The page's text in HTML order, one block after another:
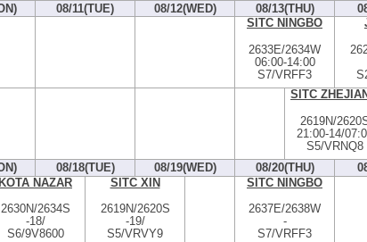
08/11(TUE) 08/12(WED) 08/13(THU)
SITC NINGBO
2633E/2634W
06:00-14:00
S7/VRFF3
SITC
2619N/
21:00-14/
S5/VRNQ8
08/18(TUE) 08/19(WED) 08/20(THU)
KOTA NAZAR
2630N/2634S
-18/
S6/9V8600
SITC XIN
2619N/2620S
-19/
S5/VRVY9
SITC NINGBO
2637E/2638W
-
S7/VRFF3